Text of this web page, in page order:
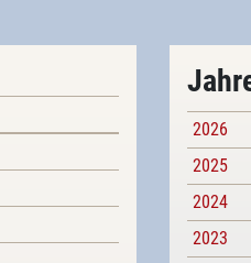
2026
2025
2024
2023